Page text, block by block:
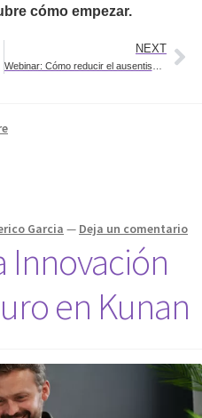
cómo empezar.
NEXT
Garcia — Deja un comentario
Innovación
en Kunan